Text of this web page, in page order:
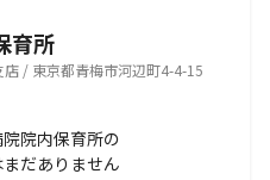
育所
/ 東京都青梅市河辺町4-4-15
院内保育所の
だありません